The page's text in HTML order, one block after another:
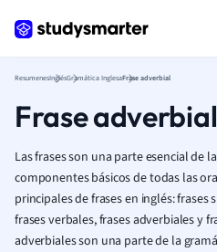
ResumenesInglésGramática InglesaFrase adverbial
Frase adverbial
Las frases son una parte esencial de
componentes básicos de todas las
principales de frases en inglés: frases
frases verbales, frases adverbiales y
adverbiales son una parte de la